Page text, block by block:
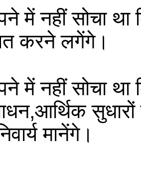
में नहीं सोचा था
करने लगेंगे।
में नहीं सोचा था
मानेंगे।